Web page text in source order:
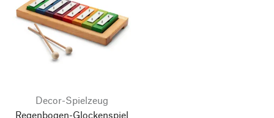
Decor-Spielzeug
Regenbogen-Glockenspiel